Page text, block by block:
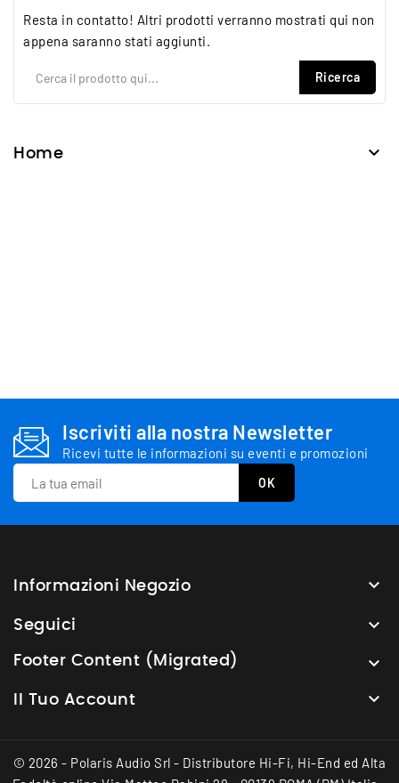
Resta in contatto! Altri prodotti verranno mostrati qui non
appena saranno stati aggiunti.
Ricerca
Home 
Iscriviti alla nostra Newsletter
Ricevi tutte le informazioni su eventi e promozioni
Informazioni Negozio 
Seguici 
Footer Content (Migrated) 
Il Tuo Account 
© 2026 - Polaris Audio Srl - Distributore Hi-Fi, Hi-End ed Alta